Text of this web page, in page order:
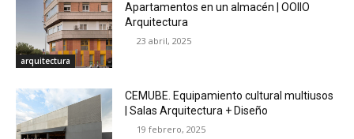
arquitectura
Apartamentos en un almacén | OOIIO
Arquitectura
23 abril, 2025
CEMUBE. Equipamiento cultural multiusos
| Salas Arquitectura + Diseño
19 febrero, 2025